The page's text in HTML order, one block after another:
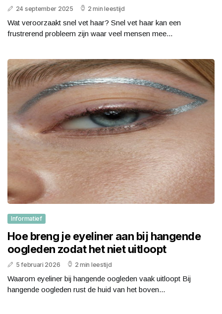
24 september 2025 2 min leestijd
Wat veroorzaakt snel vet haar? Snel vet haar kan een
frustrerend probleem zijn waar veel mensen mee...
Informatief
Hoe breng je eyeliner aan bij hangende
oogleden zodat het niet uitloopt
5 februari 2026 2 min leestijd
Waarom eyeliner bij hangende oogleden vaak uitloopt Bij
hangende oogleden rust de huid van het boven...